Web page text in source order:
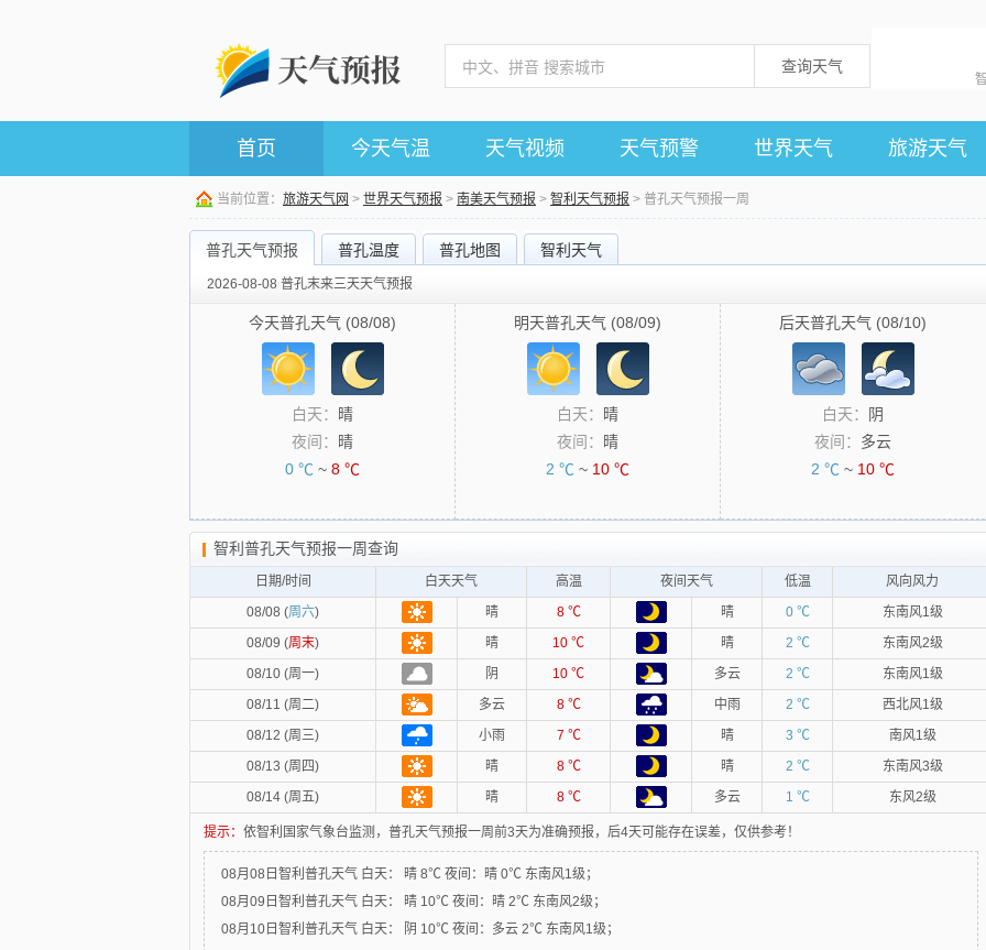
查询天气
首页 今天气温 天气视频 天气预警 世界天气 旅游天气
当前位置： 旅游天气网 > 世界天气预报 > 南美天气预报 > 智利天气预报 > 普孔天气预报一周
普孔天气预报 普孔温度 普孔地图 智利天气
2026-08-08 普孔末来三天天气预报
今天普孔天气 (08/08)
白天：
晴
夜间：
晴
0 ℃ ~ 8 ℃
明天普孔天气 (08/09)
白天：
晴
夜间：
晴
2 ℃ ~ 10 ℃
后天普孔天气 (08/10)
白天：
阴
夜间： 多云
2 ℃ ~ 10 ℃
智利普孔天气预报一周查询
日期/时间 白天天气 高温 夜间天气 低温
风向风力
08/08 (周六) 晴 8 ℃ 晴 0 ℃
东南风1级
08/09 (周末) 晴 10 ℃ 晴 2 ℃
东南风2级
08/10 (周一)
阴 10 ℃ 多云 2 ℃
东南风1级
08/11 (周二)
多云 8 ℃ 中雨 2 ℃
西北风1级
08/12 (周三)
小雨 7 ℃ 晴 3 ℃
南风1级
08/13 (周四)
晴 8 ℃ 晴 2 ℃
东南风3级
08/14 (周五)
晴 8 ℃ 多云 1 ℃ 东风2级
提示： 依智利国家气象台监测，普孔天气预报一周前3天为准确预报，后4天可能存在误差，仅供参考！
08月08日智利普孔天气 白天： 晴 8℃ 夜间： 晴 0℃ 东南风1级；
08月09日智利普孔天气 白天： 晴 10℃ 夜间： 晴 2℃ 东南风2级；
08月10日智利普孔天气 白天： 阴 10℃ 夜间： 多云 2℃ 东南风1级；